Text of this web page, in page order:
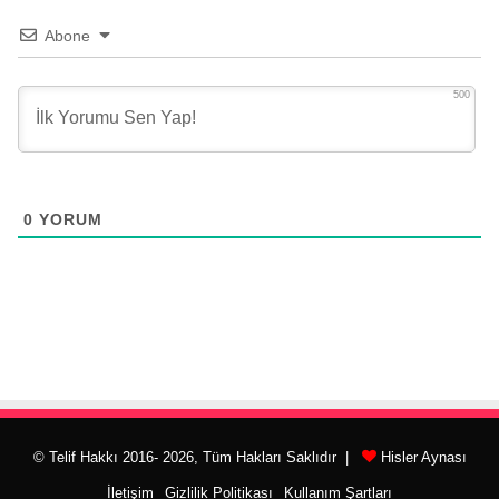
Abone
500
0 YORUM
© Telif Hakkı 2016- 2026, Tüm Hakları Saklıdır | Hisler Aynası
İletişim Gizlilik Politikası Kullanım Şartları